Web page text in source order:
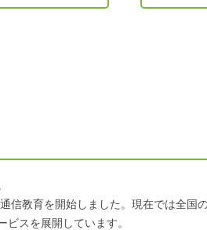
信教育を開始しました。現在では全
スを展開しています。